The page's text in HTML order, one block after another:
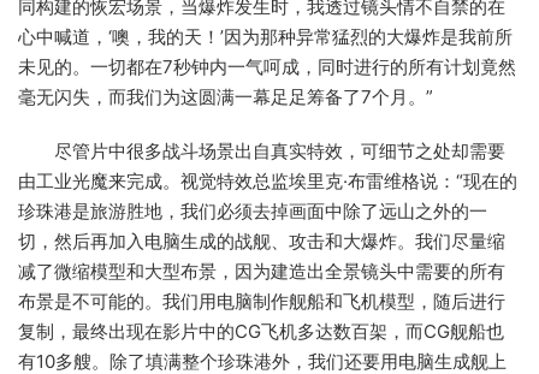
同构建的恢宏场景，当爆炸发生时，我透过镜头情不自禁的在
心中喊道，‘噢，我的天！’因为那种异常猛烈的大爆炸是我前所
未见的。一切都在7秒钟内一气呵成，同时进行的所有计划竟然
毫无闪失，而我们为这圆满一幕足足筹备了7个月。”
尽管片中很多战斗场景出自真实特效，可细节之处却需要
由工业光魔来完成。视觉特效总监埃里克·布雷维格说：“现在的
珍珠港是旅游胜地，我们必须去掉画面中除了远山之外的一
切，然后再加入电脑生成的战舰、攻击和大爆炸。我们尽量缩
减了微缩模型和大型布景，因为建造出全景镜头中需要的所有
布景是不可能的。我们用电脑制作舰船和飞机模型，随后进行
复制，最终出现在影片中的CG飞机多达数百架，而CG舰船也
有10多艘。除了填满整个珍珠港外，我们还要用电脑生成舰上